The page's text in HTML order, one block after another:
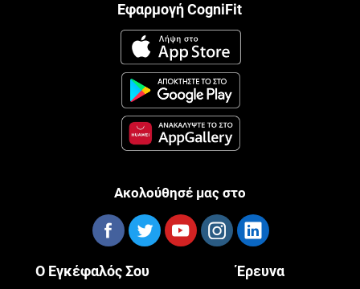
Εφαρμογή CogniFit
Ακολούθησέ μας στο
Ο Εγκέφαλός Σου Έρευνα